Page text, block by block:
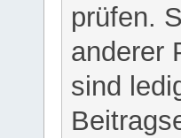
prüfen.
anderer
sind